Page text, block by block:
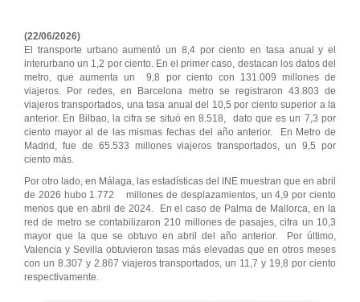
(22/06/2026)
El transporte urbano aumentó un 8,4 por ciento en tasa anual y el
interurbano un 1,2 por ciento. En el primer caso, destacan los datos del
metro, que aumenta un 9,8 por ciento con 131.009 millones de
viajeros. Por redes, en Barcelona metro se registraron 43.803 de
viajeros transportados, una tasa anual del 10,5 por ciento superior a la
anterior. En Bilbao, la cifra se situó en 8.518, dato que es un 7,3 por
ciento mayor al de las mismas fechas del año anterior. En Metro de
Madrid, fue de 65.533 millones viajeros transportados, un 9,5 por
ciento más.
Por otro lado, en Málaga, las estadísticas del INE muestran que en abril
de 2026 hubo 1.772 millones de desplazamientos, un 4,9 por ciento
menos que en abril de 2024. En el caso de Palma de Mallorca, en la
red de metro se contabilizaron 210 millones de pasajes, cifra un 10,3
mayor que la que se obtuvo en abril del año anterior. Por último,
Valencia y Sevilla obtuvieron tasas más elevadas que en otros meses
con un 8.307 y 2.867 viajeros transportados, un 11,7 y 19,8 por ciento
respectivamente.